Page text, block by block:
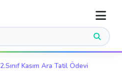
2.Sınıf Kasım Ara Tatil Ödevi